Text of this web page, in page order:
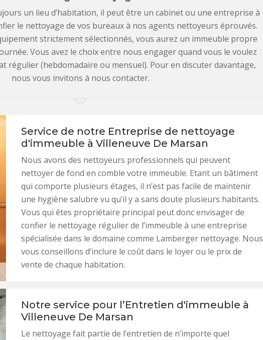
un lieu d’habitation, il peut être un cabinet ou une entreprise à
le nettoyage de vos bureaux à nos agents nettoyeurs éprouvés.
strictement sélectionnés, vous aurez un immeuble propre
Vous avez le choix entre nous engager quand vous le voulez
régulier (hebdomadaire ou mensuel). Pour en discuter davantage,
nous vous invitons à nous contacter.
Service de notre Entreprise de nettoyage
d'immeuble à Villeneuve De Marsan
Nous avons des nettoyeurs professionnels qui peuvent
nettoyer de fond en comble votre immeuble. Etant un bâtiment
qui comporte plusieurs étages, il n’est pas facile de maintenir
une hygiène salubre vu qu’il y a sans doute plusieurs habitants.
Vous qui êtes propriétaire principal peut donc envisager de
confier le nettoyage régulier de l’immeuble à une entreprise
spécialisée dans le domaine comme Lamberger nettoyage. Nous
vous conseillons d’inclure le coût dans le loyer ou le prix de
vente de chaque habitation.
Notre service pour l’Entretien d'immeuble à
Villeneuve De Marsan
Le nettoyage fait partie de l’entretien de n’importe quel